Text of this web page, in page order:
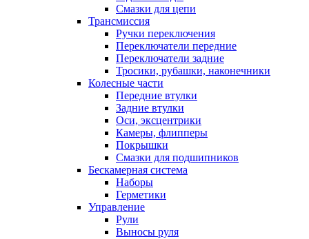
Смазки для цепи
Трансмиссия
Ручки переключения
Переключатели передние
Переключатели задние
Тросики, рубашки, наконечники
Колесные части
Передние втулки
Задние втулки
Оси, эксцентрики
Камеры, флипперы
Покрышки
Смазки для подшипников
Бескамерная система
Наборы
Герметики
Управление
Рули
Выносы руля